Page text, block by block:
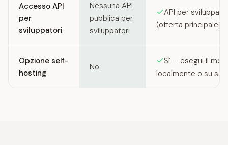
Accesso API
per
sviluppatori
Nessuna API
pubblica per
sviluppatori
API per
(offerta principale)
Opzione self-
hosting
No
Sì — esegui il
localmente o su